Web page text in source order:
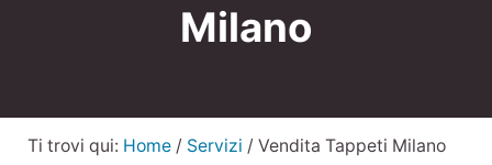
Milano
Ti trovi qui: Home / Servizi /Vendita Tappeti Milano